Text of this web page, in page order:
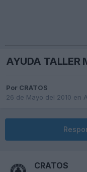
AYUDA TALLER
Por CRATOS
26 de Mayo del 2010 en
CRATOS